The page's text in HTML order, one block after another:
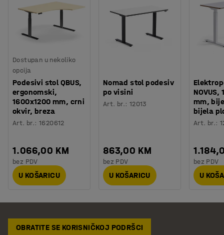
Dostupan u nekoliko
opcija
Podesivi stol QBUS,
ergonomski,
1600x1200 mm, crni
okvir, breza
Art. br.:1620612
1.066,00 KM
bez PDV
U KOŠARICU
Nomad stol podesiv
po visini
Art. br.: 12013
863,00 KM
bez PDV
U KOŠARICU
mm,
bijela
Art. br.:
bez PDV
U
OBRATITE SE KORISNIČKOJ PODRŠCI